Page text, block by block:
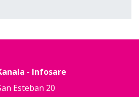
- Infosare
Esteban 20